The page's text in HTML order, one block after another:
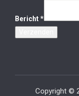
Bericht*
Copyright ©